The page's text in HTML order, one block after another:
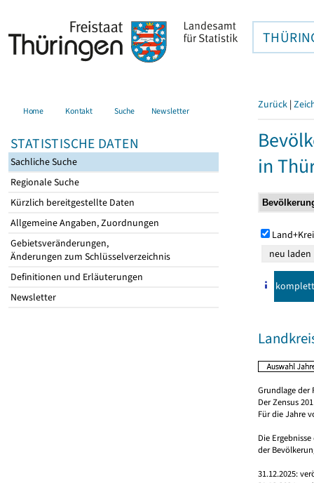
Home Kontakt Suche Newsletter
STATISTISCHE DATEN
Sachliche Suche
Regionale Suche
Kürzlich bereitgestellte Daten
Allgemeine Angaben, Zuordnungen
Gebietsveränderungen,
Änderungen zum Schlüsselverzeichnis
Definitionen und Erläuterungen
Newsletter
Zurück |
in
komplett
Grundlage der
Der Zensus
Für die Jahre
Die
der
31.12.2025: